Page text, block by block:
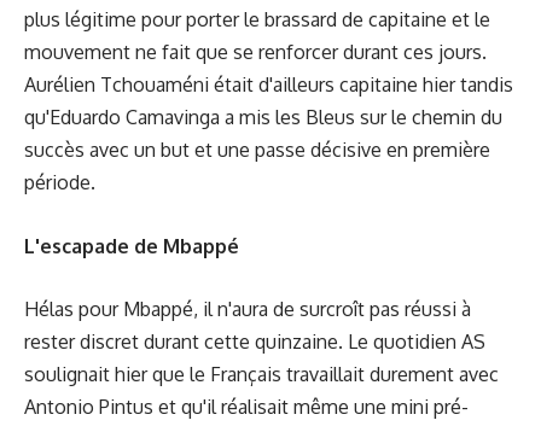
plus légitime pour porter le brassard de capitaine et le
mouvement ne fait que se renforcer durant ces jours.
Aurélien Tchouaméni était d'ailleurs capitaine hier tandis
qu'Eduardo Camavinga a mis les Bleus sur le chemin du
succès avec un but et une passe décisive en première
période.
L'escapade de Mbappé
Hélas pour Mbappé, il n'aura de surcroît pas réussi à
rester discret durant cette quinzaine. Le quotidien AS
soulignait hier que le Français travaillait durement avec
Antonio Pintus et qu'il réalisait même une mini pré-